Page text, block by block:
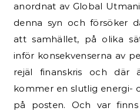
anordnat av Global
denna syn och försöker
att samhället, på olika
inför konsekvenserna av
rejäl finanskris och där
kommer en slutlig energi-
på posten. Och var